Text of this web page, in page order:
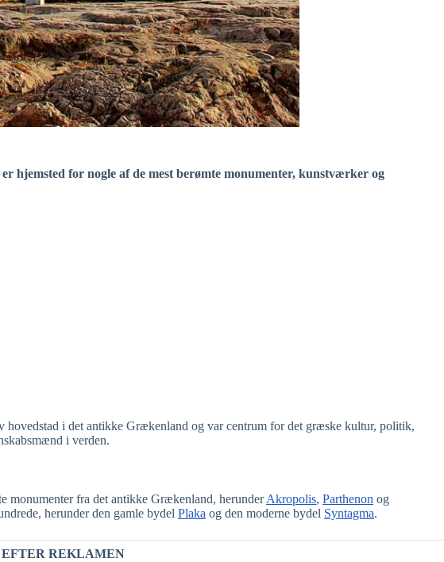
hjemsted for nogle af de mest berømte monumenter, kunstværker og
i det antikke Grækenland og var centrum for det græske kultur, politik,
i verden.
monumenter fra det antikke Grækenland, herunderAkropolis, Parthenon og
herunder den gamle bydel Plaka og den moderne bydel Syntagma.
REKLAMEN